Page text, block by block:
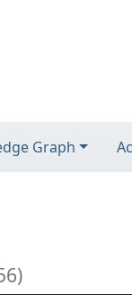
Graph